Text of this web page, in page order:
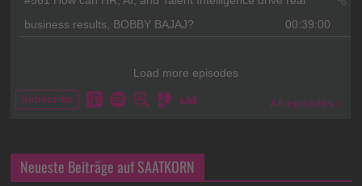
Neueste Beiträge auf SAATKORN